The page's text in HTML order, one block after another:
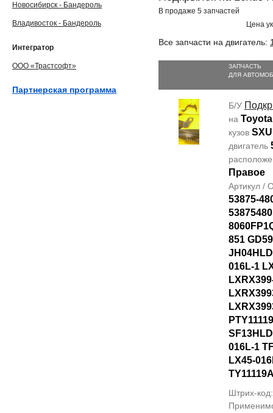
В продаже 5 запчастей
Цена
Все запчасти на двигатель:
ЗАПЧАСТЬ
ДЛЯ
Б/У
на
кузов
двигатель
Правое
Артикул /
53875-
851
016L-1
016L-1
LX45-
Штрих-
Новосибирск - Бандероль
Владивосток - Бандероль
Интегратор
ООО «Трастсофт»
Партнерская программа